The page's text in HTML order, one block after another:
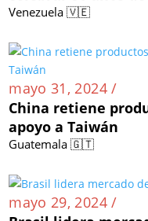
Venezuela 🇻🇪
mayo 31, 2024 /
China retiene
apoyo a Taiwán
Guatemala 🇬🇹
mayo 29, 2024 /